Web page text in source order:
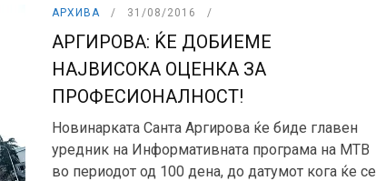
АРХИВА 31/08/2016
АРГИРОВА: ЌЕ ДОБИЕМЕ
НАЈВИСОКА ОЦЕНКА ЗА
ПРОФЕСИОНАЛНОСТ!
Новинарката Санта Аргирова ќе биде главен
уредник на Информативната програма на МТВ
во периодот од 100 дена, до датумот кога ќе се